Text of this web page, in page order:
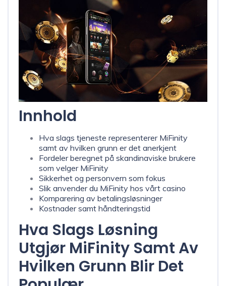
Innhold
Hva slags tjeneste representerer MiFinity
samt av hvilken grunn er det anerkjent
Fordeler beregnet på skandinaviske brukere
som velger MiFinity
Sikkerhet og personvern som fokus
Slik anvender du MiFinity hos vårt casino
Komparering av betalingsløsninger
Kostnader samt håndteringstid
Hva Slags Løsning
Utgjør MiFinity Samt Av
Hvilken Grunn Blir Det